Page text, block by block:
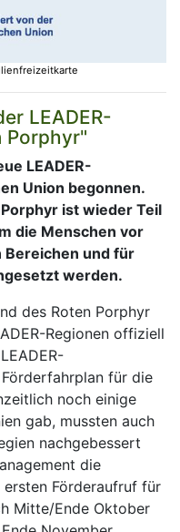
LEADER-
Porphyr"
LEADER-
Union begonnen.
ist wieder Teil
die Menschen vor
und für
werden.
des Roten Porphyr
Regionen offiziell
für die
noch einige
gab, mussten auch
nachgebessert
die
Förderaufruf für
Mitte/Ende Oktober